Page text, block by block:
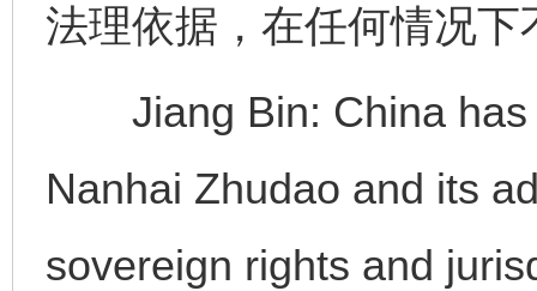
法理依据，在任何情况下
Jiang Bin: China has
Nanhai Zhudao and its
sovereign rights and